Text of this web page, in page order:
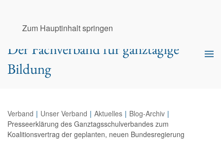
Zum Hauptinhalt springen
Ganztags­schul­verband e.V.
Der Fachverband für ganztägige
Bildung
Verband Unser Verband Aktuelles
Blog-Archiv
Presseerklärung des Ganztagsschulverbandes zum
Koalitionsvertrag der geplanten, neuen Bundesregierung